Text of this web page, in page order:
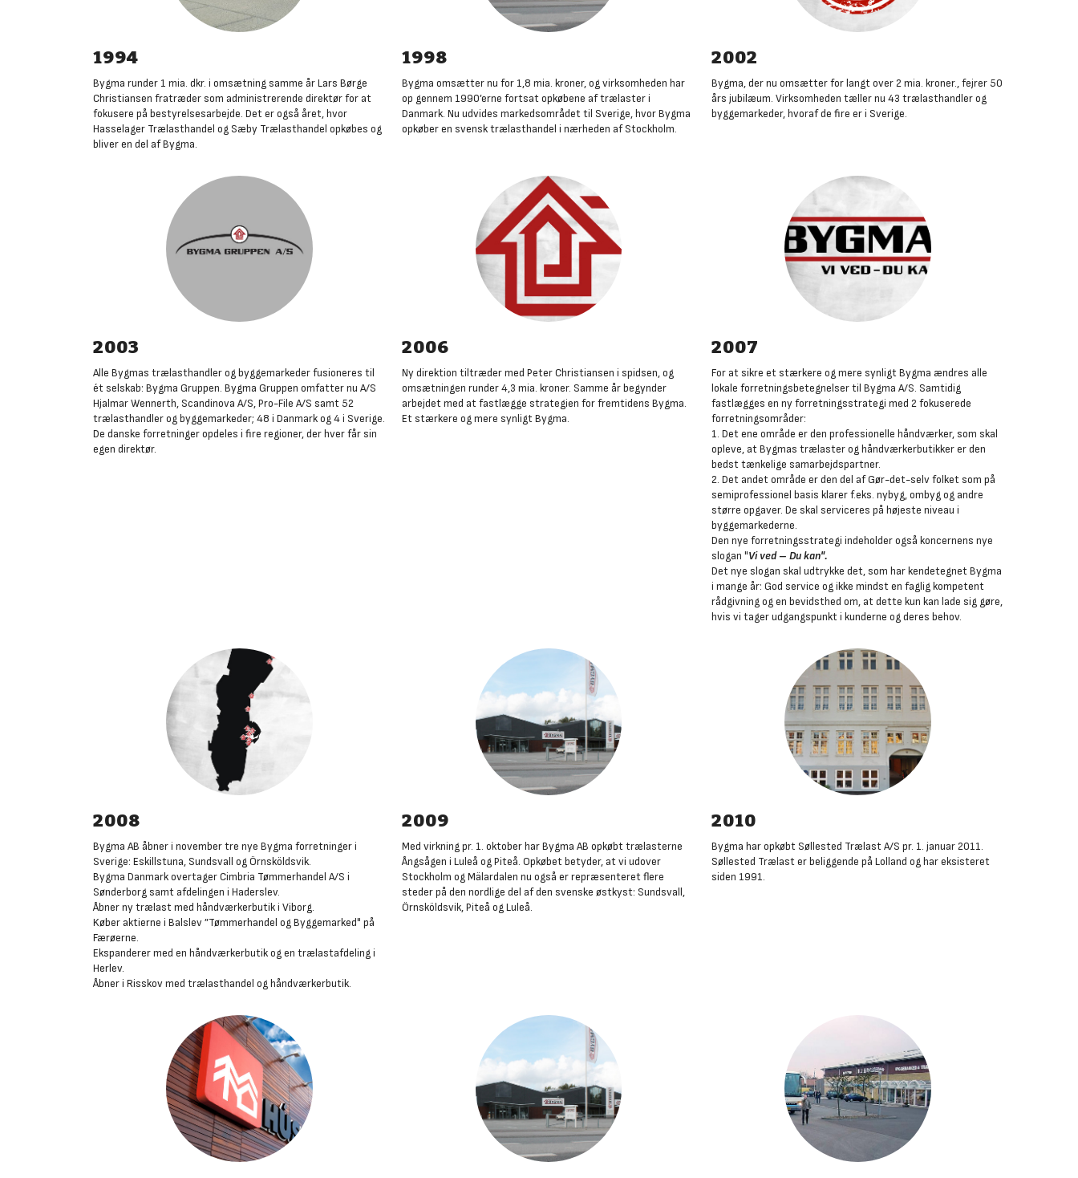
1994
Bygma runder 1 mia. dkr. i omsætning samme år Lars Børge
Christiansen fratræder som administrerende direktør for at
fokusere på bestyrelsesarbejde. Det er også året, hvor
Hasselager Trælasthandel og Sæby Trælasthandel opkøbes og
bliver en del af Bygma.
1998
Bygma omsætter nu for 1,8 mia. kroner, og virksomheden har
op gennem 1990’erne fortsat opkøbene af trælaster i
Danmark. Nu udvides markedsområdet til Sverige, hvor Bygma
opkøber en svensk trælasthandel i nærheden af Stockholm.
2002
Bygma, der nu omsætter for langt over 2 mia. kroner., fejrer 50
års jubilæum. Virksomheden tæller nu 43 trælasthandler og
byggemarkeder, hvoraf de fire er i Sverige.
2003
Alle Bygmas trælasthandler og byggemarkeder fusioneres til
ét selskab: Bygma Gruppen. Bygma Gruppen omfatter nu A/S
Hjalmar Wennerth, Scandinova A/S, Pro-File A/S samt 52
trælasthandler og byggemarkeder; 48 i Danmark og 4 i Sverige.
De danske forretninger opdeles i fire regioner, der hver får sin
egen direktør.
2006
Ny direktion tiltræder med Peter Christiansen i spidsen, og
omsætningen runder 4,3 mia. kroner. Samme år begynder
arbejdet med at fastlægge strategien for fremtidens Bygma.
Et stærkere og mere synligt Bygma.
2007
For at sikre et stærkere og mere synligt Bygma ændres alle
lokale forretningsbetegnelser til Bygma A/S. Samtidig
fastlægges en ny forretningsstrategi med 2 fokuserede
forretningsområder:
1. Det ene område er den professionelle håndværker, som skal
opleve, at Bygmas trælaster og håndværkerbutikker er den
bedst tænkelige samarbejdspartner.
2. Det andet område er den del af Gør-det-selv folket som på
semiprofessionel basis klarer f.eks. nybyg, ombyg og andre
større opgaver. De skal serviceres på højeste niveau i
byggemarkederne.
Den nye forretningsstrategi indeholder også koncernens nye
slogan "Vi ved – Du kan".
Det nye slogan skal udtrykke det, som har kendetegnet Bygma
i mange år: God service og ikke mindst en faglig kompetent
rådgivning og en bevidsthed om, at dette kun kan lade sig gøre,
hvis vi tager udgangspunkt i kunderne og deres behov.
2008
Bygma AB åbner i november tre nye Bygma forretninger i
Sverige: Eskillstuna, Sundsvall og Örnsköldsvik.
Bygma Danmark overtager Cimbria Tømmerhandel A/S i
Sønderborg samt afdelingen i Haderslev.
Åbner ny trælast med håndværkerbutik i Viborg.
Køber aktierne i Balslev ”Tømmerhandel og Byggemarked" på
Færøerne.
Ekspanderer med en håndværkerbutik og en trælastafdeling i
Herlev.
Åbner i Risskov med trælasthandel og håndværkerbutik.
2009
Med virkning pr. 1. oktober har Bygma AB opkøbt trælasterne
Ångsågen i Luleå og Piteå. Opkøbet betyder, at vi udover
Stockholm og Mälardalen nu også er repræsenteret flere
steder på den nordlige del af den svenske østkyst: Sundsvall,
Örnsköldsvik, Piteå og Luleå.
2010
Bygma har opkøbt Søllested Trælast A/S pr. 1. januar 2011.
Søllested Trælast er beliggende på Lolland og har eksisteret
siden 1991.